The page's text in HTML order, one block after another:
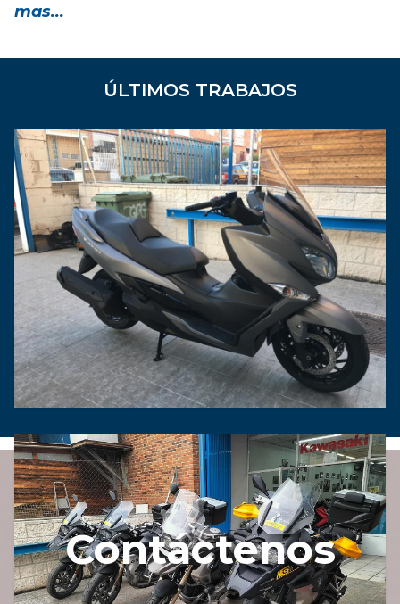
mas...
ÚLTIMOS TRABAJOS
Contáctenos